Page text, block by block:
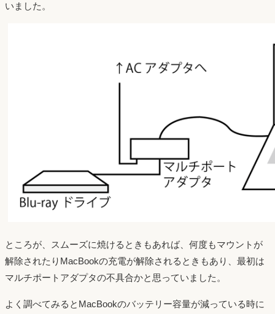
いました。
ところが、スムーズに焼けるときもあれば、何度もマウントが
解除されたりMacBookの充電が解除されるときもあり、最初は
マルチポートアダプタの不具合かと思っていました。
よく調べてみるとMacBookのバッテリー容量が減っている時に